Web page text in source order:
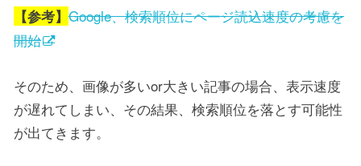
【参考】 Google、検索順位にページ読込速度の考慮を
開始
そのため、画像が多いor大きい記事の場合、表示速度
が遅れてしまい、その結果、検索順位を落とす可能性
が出てきます。